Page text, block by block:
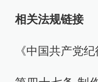
相关法规链接
《中国共产党